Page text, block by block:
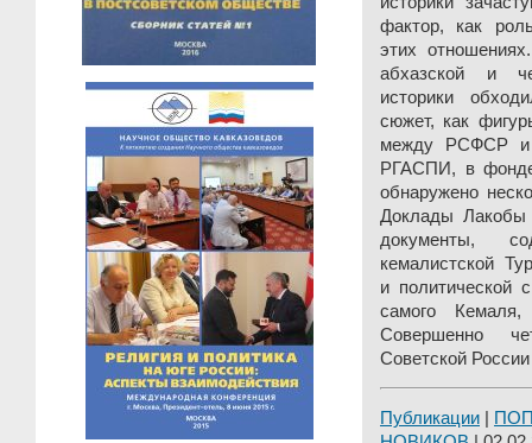
фактор, как
этих
абхазской и
историки
сюжет, как
между РСФСР и
РГАСПИ, в
обнаружено
Доклады
документы,
кемалистской
и политической
самого Кемаля,
Совершенно
Советской
Публикации